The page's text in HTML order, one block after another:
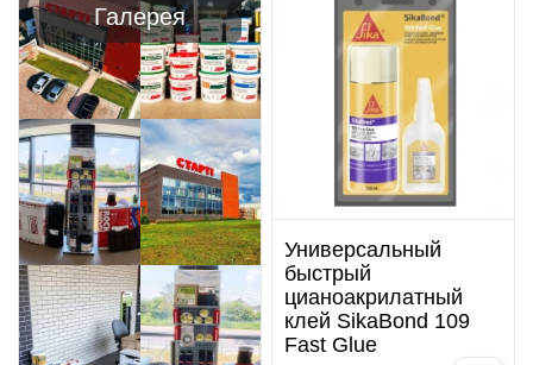
Галерея
Универсальный
быстрый
цианоакрилатный
клей SikaBond 109
Fast Glue